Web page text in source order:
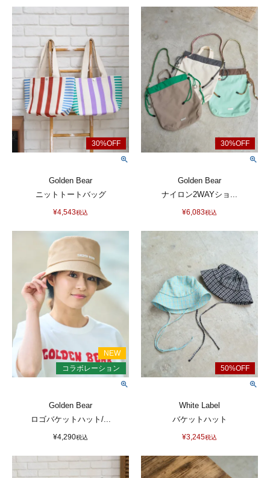
Golden Bear
ニットトートバッグ
¥4,543税込
Golden Bear
ナイロン2WAYショ...
¥6,083税込
Golden Bear
ロゴバケットハット/...
¥4,290税込
White Label
バケットハット
¥3,245税込